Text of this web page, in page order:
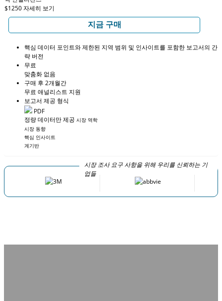
$1250자세히 보기
지금 구매
핵심 데이터 포인트와 제한된 지역 범위 및 인사이트를 포함한 보고서의 간
략 버전
무료
맞춤화 없음
구매 후 2개월간
무료 애널리스트 지원
보고서 제공 형식
PDF
정량 데이터만 제공 시장 역학
시장 동향
핵심 인사이트
계기반
시장 조사 요구 사항을 위해 우리를 신뢰하는 기
업들